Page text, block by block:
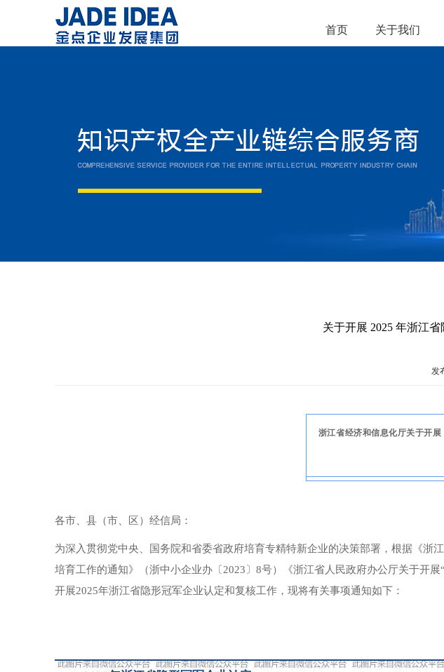
首页 关于我们
关于开展 2025 年浙江
发
浙江省经济和信息化厅关于开
各市、县（市、区）经信局：
为深入贯彻党中央、国务院和省委省政府培育专精特新企业的决策部署，根据《
培育工作的通知》（浙中小企业办〔2023〕8号）《浙江省人民政府办公厅关于开
开展2025年浙江省隐形冠军企业认定和复核工作，现将有关事项通知如下：